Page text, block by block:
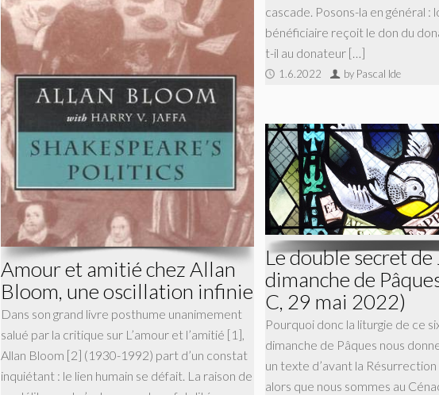
cascade. Posons-la en général :
bénéficiaire reçoit le don du
t-il au donateur […]
1.6.2022 by Pascal Ide
Amour et amitié chez Allan
Bloom, une oscillation infinie
Dans son grand livre posthume unanimement
salué par la critique sur L’amour et l’amitié [1],
Allan Bloom [2] (1930-1992) part d’un constat
inquiétant : le lien humain se défait. La raison de
Le double secret de
dimanche de
C, 29 mai 2022)
Pourquoi donc la liturgie de ce
dimanche de Pâques nous
un texte d’avant la Résurrection
alors que nous sommes au